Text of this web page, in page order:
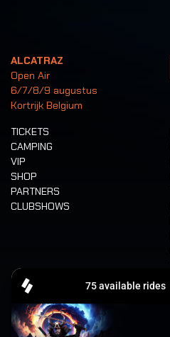
ALCATRAZ
Open Air
6/7/8/9 augustus
Kortrijk Belgium
TICKETS
CAMPING
VIP
SHOP
PARTNERS
CLUBSHOWS